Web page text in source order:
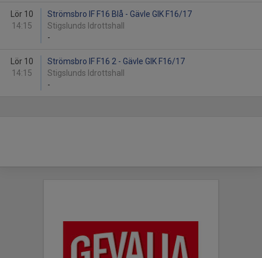
Lör 10
14:15
Strömsbro IF F16 Blå - Gävle GIK F16/17
Stigslunds Idrottshall
-
Lör 10
14:15
Strömsbro IF F16 2 - Gävle GIK F16/17
Stigslunds Idrottshall
-